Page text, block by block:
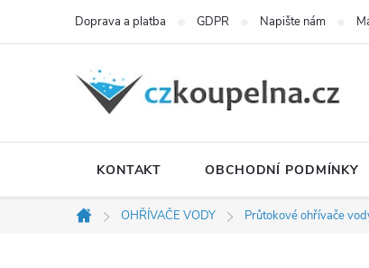
Doprava a platba GDPR Napište nám
KONTAKT OBCHODNÍ PODMÍNKY
Domů
OHŘÍVAČE VODY Průtokové ohřívače